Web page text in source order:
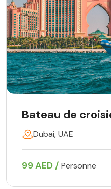
Bateau de
Dubai, UAE
99 AED / Personne